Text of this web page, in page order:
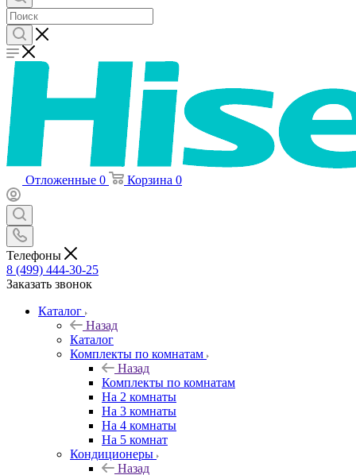
Отложенные 0 Корзина 0
Телефоны
8 (499) 444-30-25
Заказать звонок
Каталог
Назад
Каталог
Комплекты по комнатам
Назад
Комплекты по комнатам
На 2 комнаты
На 3 комнаты
На 4 комнаты
На 5 комнат
Кондиционеры
Назад